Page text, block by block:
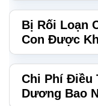
Bị Rối Loạn
Con Được
Chi Phí Điều
Dương Bao